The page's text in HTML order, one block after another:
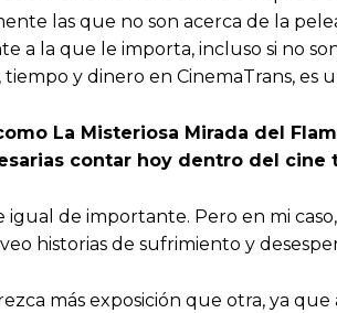
las que no son acerca de la
a la que le importa, incluso si no
y dinero en CinemaTrans, es
La Misteriosa Mirada del
contar hoy dentro del cine
igual de importante. Pero en mi
historias de sufrimiento y
más exposición que otra, ya